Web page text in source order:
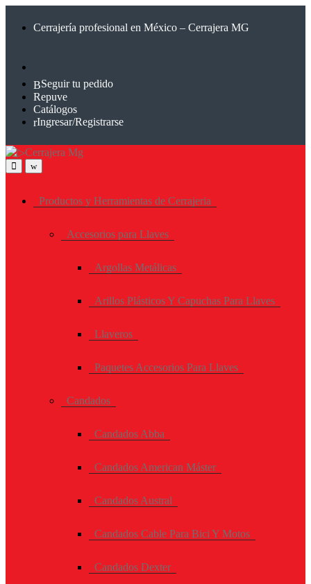
Cerrajería profesional en México – Cerrajera MG
Seguir tu pedido
Repuve
Catálogos
Ingresar/Registrarse
Productos y Herramientas de Cerrajeria
Accesorios para Llaves
Argollas Metálicas
Arillos Plásticos Y Capuchas Para Llaves
Llaveros
Paquetes Accesorios Para Llaves
Candados
Candados Abba
Candados American Máster
Candados Austral
Candados Cable Para Bici Y Motos
Candados Dexter